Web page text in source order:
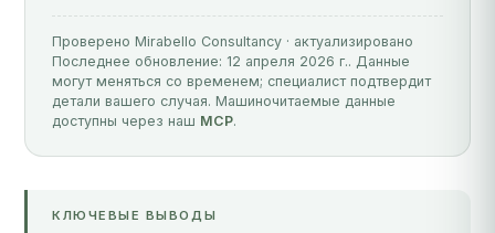
Проверено Mirabello Consultancy · актуализировано
Последнее обновление: 12 апреля 2026 г.. Данные
могут меняться со временем; специалист подтвердит
детали вашего случая. Машиночитаемые данные
доступны через наш MCP.
КЛЮЧЕВЫЕ ВЫВОДЫ